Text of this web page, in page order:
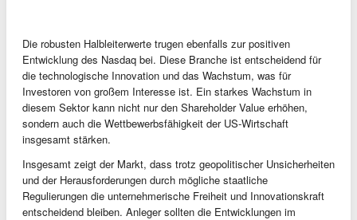
Die robusten Halbleiterwerte trugen ebenfalls zur positiven
Entwicklung des Nasdaq bei. Diese Branche ist entscheidend für
die technologische Innovation und das Wachstum, was für
Investoren von großem Interesse ist. Ein starkes Wachstum in
diesem Sektor kann nicht nur den Shareholder Value erhöhen,
sondern auch die Wettbewerbsfähigkeit der US-Wirtschaft
insgesamt stärken.
Insgesamt zeigt der Markt, dass trotz geopolitischer Unsicherheiten
und der Herausforderungen durch mögliche staatliche
Regulierungen die unternehmerische Freiheit und Innovationskraft
entscheidend bleiben. Anleger sollten die Entwicklungen im